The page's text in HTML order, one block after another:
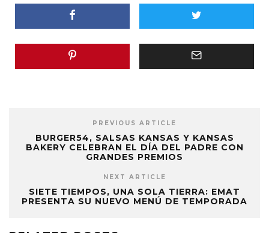
PREVIOUS ARTICLE
BURGER54, SALSAS KANSAS Y KANSAS
BAKERY CELEBRAN EL DÍA DEL PADRE CON
GRANDES PREMIOS
NEXT ARTICLE
SIETE TIEMPOS, UNA SOLA TIERRA: EMAT
PRESENTA SU NUEVO MENÚ DE TEMPORADA